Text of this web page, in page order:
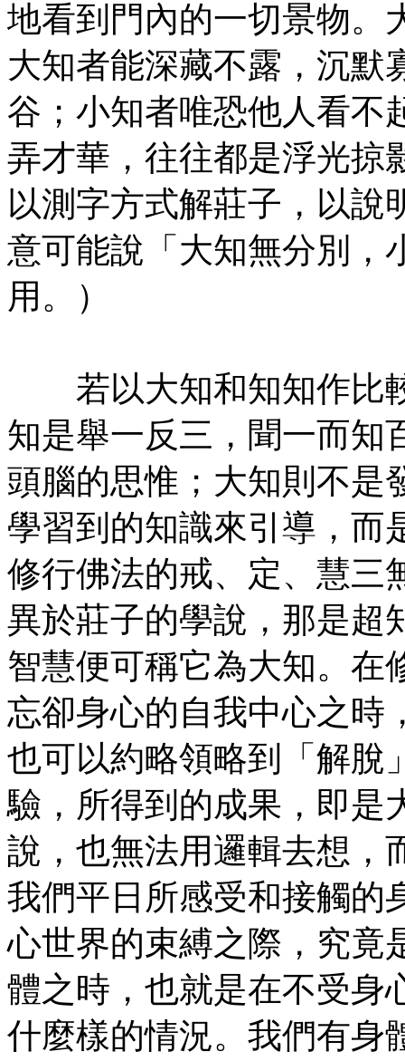
地看到門內的一切景物。
大知者能深藏不露，沉默
谷；小知者唯恐他人看不
弄才華，往往都是浮光掠
以測字方式解莊子，以說
意可能說「大知無分別，
用。）
若以大知和知知作比
知是舉一反三，聞一而知
頭腦的思惟；大知則不是
學習到的知識來引導，而
修行佛法的戒、定、慧三
異於莊子的學說，那是超
智慧便可稱它為大知。在
忘卻身心的自我中心之時
也可以約略領略到「解脫
驗，所得到的成果，即是
說，也無法用邏輯去想，
我們平日所感受和接觸的
心世界的束縛之際，究竟
體之時，也就是在不受身
什麼樣的情況。我們有身